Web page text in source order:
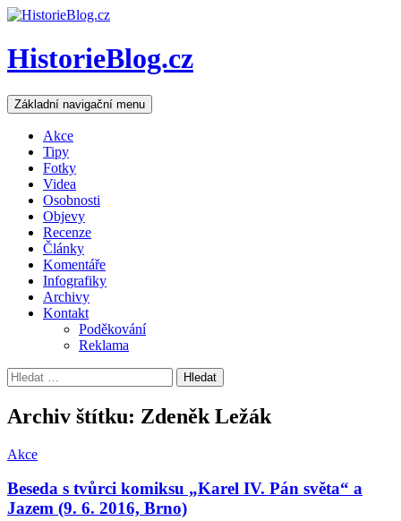
HistorieBlog.cz
Hledat
Základní navigační menu Přejít
k
Akce
Tipy
Fotky
Videa
Osobnosti
Objevy
Recenze
Články
Komentáře
Infografiky
Archivy
Kontakt
Poděkování
Reklama
Vyhledávání
Archiv štítku: Zdeněk Ležák
Akce
Beseda s tvůrci komiksu „Karel IV. Pán světa“ a
Jazem (9. 6. 2016, Brno)